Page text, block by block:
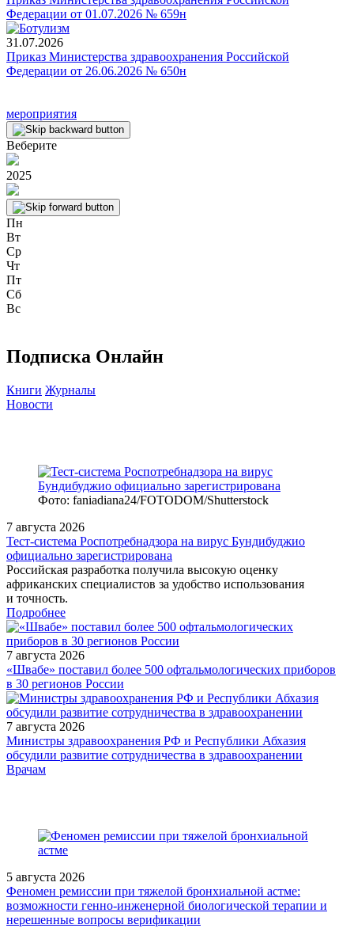
Федерации от 01.07.2026 № 659н
31.07.2026
Приказ Министерства здравоохранения Российской
Федерации от 26.06.2026 № 650н
мероприятия
Веберите
2025
Пн
Вт
Ср
Чт
Пт
Сб
Вс
Подписка Онлайн
Книги Журналы
Новости
Фото: faniadiana24/FOTODOM/Shutterstock
7 августа 2026
Тест‑система Роспотребнадзора на вирус Бундибуджио
официально зарегистрирована
Российская разработка получила высокую оценку
африканских специалистов за удобство использования
и точность.
Подробнее
7 августа 2026
«Швабе» поставил более 500 офтальмологических приборов
в 30 регионов России
7 августа 2026
Министры здравоохранения РФ и Республики Абхазия
обсудили развитие сотрудничества в здравоохранении
/legislation/law/Postanovlenie-Pravitelstva-Rossiyskoy-Federatsii-ot-
Врачам
5 августа 2026
Феномен ремиссии при тяжелой бронхиальной астме:
возможности генно-инженерной биологической терапии и
нерешенные вопросы верификации